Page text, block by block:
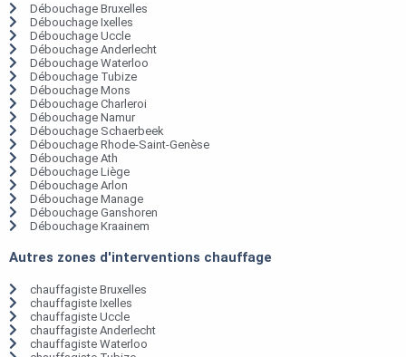
Débouchage Bruxelles
Débouchage Ixelles
Débouchage Uccle
Débouchage Anderlecht
Débouchage Waterloo
Débouchage Tubize
Débouchage Mons
Débouchage Charleroi
Débouchage Namur
Débouchage Schaerbeek
Débouchage Rhode-Saint-Genèse
Débouchage Ath
Débouchage Liège
Débouchage Arlon
Débouchage Manage
Débouchage Ganshoren
Débouchage Kraainem
Autres zones d'interventions chauffage
chauffagiste Bruxelles
chauffagiste Ixelles
chauffagiste Uccle
chauffagiste Anderlecht
chauffagiste Waterloo